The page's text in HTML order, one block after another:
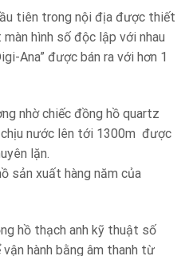
tiên trong nội địa được thiết
hình số độc lập với nhau
Ana” được bán ra với hơn 1
nhờ chiếc đồng hồ quartz
nước lên tới 1300m được
lặn.
sản xuất hàng năm của
hồ thạch anh kỹ thuật số
hành bằng âm thanh từ